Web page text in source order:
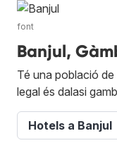
font
Banjul,
Té una població
legal és dalasi
Hotels a Banjul